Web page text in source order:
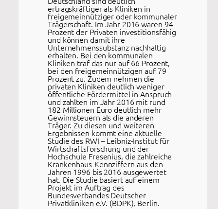
ertragskräftiger als Kliniken in
freigemeinnütziger oder kommunaler
Trägerschaft. Im Jahr 2016 waren 94
Prozent der Privaten investitionsfähig
und können damit ihre
Unternehmenssubstanz nachhaltig
erhalten. Bei den kommunalen
Kliniken traf das nur auf 66 Prozent,
bei den freigemeinnützigen auf 79
Prozent zu. Zudem nehmen die
privaten Kliniken deutlich weniger
öffentliche Fördermittel in Anspruch
und zahlten im Jahr 2016 mit rund
182 Millionen Euro deutlich mehr
Gewinnsteuern als die anderen
Träger. Zu diesen und weiteren
Ergebnissen kommt eine aktuelle
Studie des RWI – Leibniz-Institut für
Wirtschaftsforschung und der
Hochschule Fresenius, die zahlreiche
Krankenhaus-Kennziffern aus den
Jahren 1996 bis 2016 ausgewertet
hat. Die Studie basiert auf einem
Projekt im Auftrag des
Bundesverbandes Deutscher
Privatkliniken e.V. (BDPK), Berlin.